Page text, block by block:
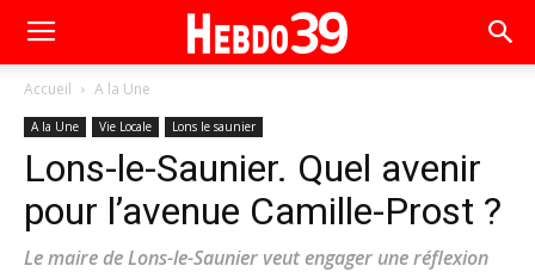
Accueil A la Une
A la Une Vie Locale Lons le saunier
Lons-le-Saunier. Quel avenir
pour l’avenue Camille-Prost ?
Le maire de Lons-le-Saunier veut engager une réflexion